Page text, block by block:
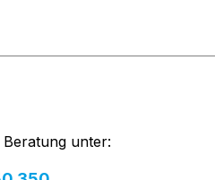
unter: